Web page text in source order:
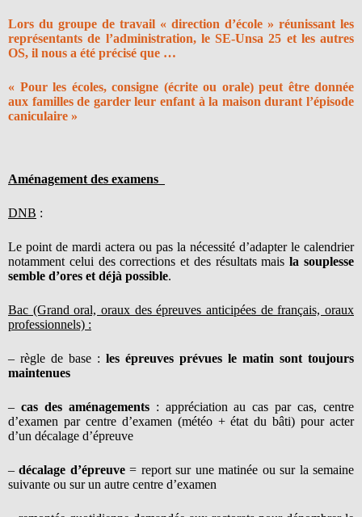
Lors du groupe de travail « direction d’école » réunissant les
représentants de l’administration, le SE-Unsa 25 et les autres
OS, il nous a été précisé que …
« Pour les écoles, consigne (écrite ou orale) peut être donnée
aux familles de garder leur enfant à la maison durant l’épisode
caniculaire »
Aménagement des examens
DNB :
Le point de mardi actera ou pas la nécessité d’adapter le calendrier
notamment celui des corrections et des résultats maisla souplesse
semble d’ores et déjà possible.
Bac (Grand oral, oraux des épreuves anticipées de français, oraux
professionnels) :
– règle de base : les épreuves prévues le matin sont toujours
maintenues
– cas des aménagements : appréciation au cas par cas, centre
d’examen par centre d’examen (météo + état du bâti) pour acter
d’un décalage d’épreuve
–décalage d’épreuve= report sur une matinée ou sur la semaine
suivante ou sur un autre centre d’examen